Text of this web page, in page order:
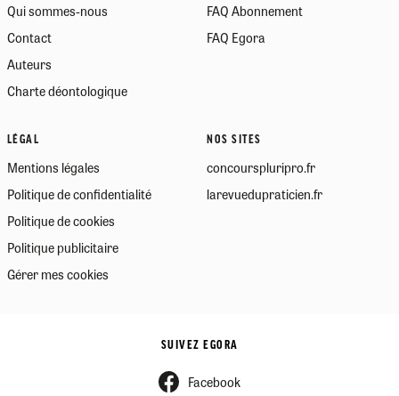
Qui sommes-nous
Contact
Auteurs
Charte déontologique
FAQ Abonnement
FAQ Egora
LÉGAL
Mentions légales
Politique de confidentialité
Politique de cookies
Politique publicitaire
Gérer mes cookies
NOS SITES
concourspluripro.fr
larevuedupraticien.fr
SUIVEZ EGORA
Facebook